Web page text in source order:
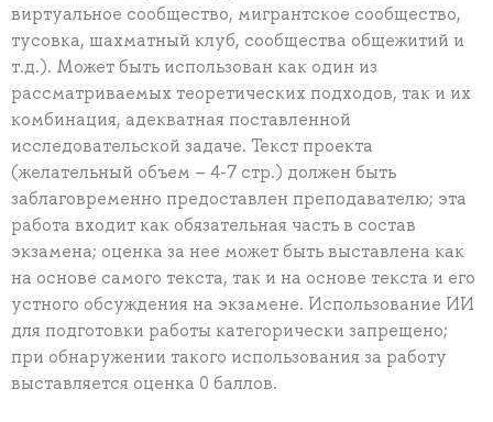
виртуальное сообщество, мигрантское сообщество,
тусовка, шахматный клуб, сообщества общежитий и
т.д.). Может быть использован как один из
рассматриваемых теоретических подходов, так и их
комбинация, адекватная поставленной
исследовательской задаче. Текст проекта
(желательный объем – 4-7 стр.) должен быть
заблаговременно предоставлен преподавателю; эта
работа входит как обязательная часть в состав
экзамена; оценка за нее может быть выставлена как
на основе самого текста, так и на основе текста и его
устного обсуждения на экзамене. Использование ИИ
для подготовки работы категорически запрещено;
при обнаружении такого использования за работу
выставляется оценка 0 баллов.